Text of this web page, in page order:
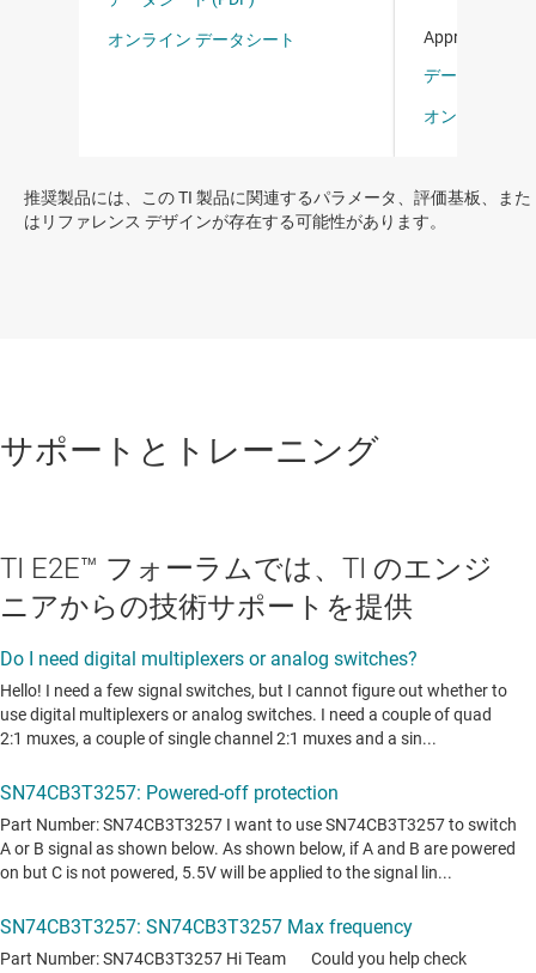
推奨製品には、この TI 製品に関連するパラメータ、評価基板、また
はリファレンス デザインが存在する可能性があります。
サポートとトレーニング
TI E2E™ フォーラムでは、TI のエンジ
ニアからの技術サポートを提供